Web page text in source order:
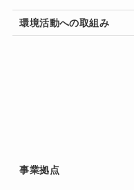
環境活動への取組み
事業拠点